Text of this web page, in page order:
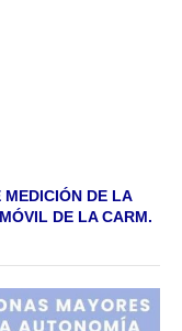
MEDICIÓN DE LA
DE LA CARM.